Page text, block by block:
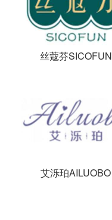
丝蔻芬SICOFUN
艾泺珀AILUOBO